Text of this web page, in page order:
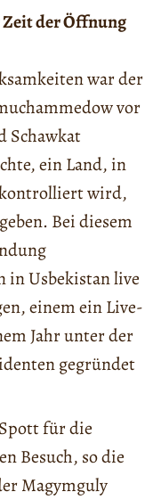
der Öffnung
war der
vor
Schawkat
ein Land, in
kontrolliert wird,
Bei diesem
in Usbekistan live
einem ein Live-
Jahr unter der
gegründet
für die
Besuch, so die
Magymguly